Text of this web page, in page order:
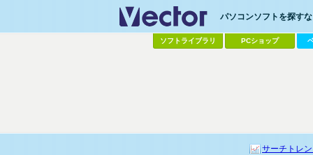
パソコンソフトを探す
ソフトライブラリ PCショップ
サーチトレン